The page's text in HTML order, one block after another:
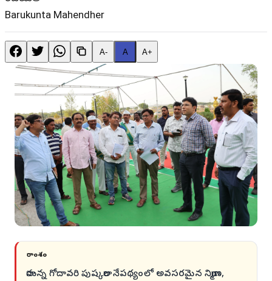
Barukunta Mahendher
A- A A+
సారాంశం
రానున్న గోదావరి పుష్కరాల నేపథ్యంలో అవసరమైన నిర్మాణ,